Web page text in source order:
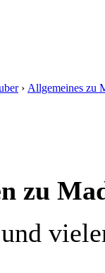
› Allgemeines zu
zu